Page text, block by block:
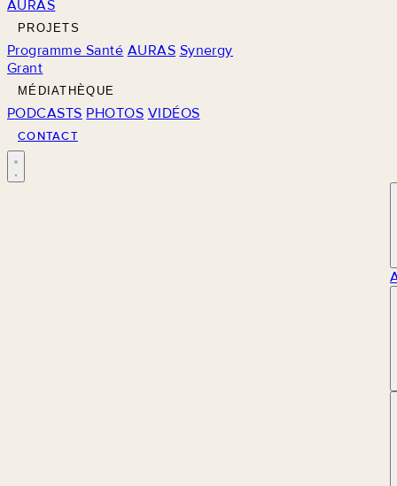
AURAS
PROJETS
Programme Santé AURAS Synergy
Grant
MÉDIATHÈQUE
PODCASTS PHOTOS VIDÉOS
CONTACT